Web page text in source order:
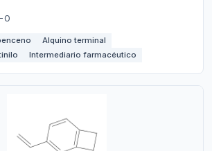
0
Alquino terminal
Intermediario farmacéutico